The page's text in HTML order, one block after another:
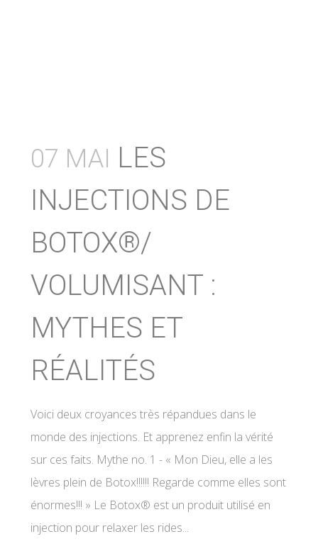
07 MAI LES
INJECTIONS DE
BOTOX®/
VOLUMISANT :
MYTHES ET
RÉALITÉS
Voici deux croyances très répandues dans le
monde des injections. Et apprenez enfin la vérité
sur ces faits. Mythe no. 1 - « Mon Dieu, elle a les
lèvres plein de Botox!!!!!! Regarde comme elles sont
énormes!!! » Le Botox® est un produit utilisé en
injection pour relaxer les rides...